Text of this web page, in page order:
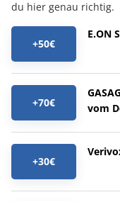
du hier genau richtig.
+50€
E.ON
+70€
GASAG
vom
+30€